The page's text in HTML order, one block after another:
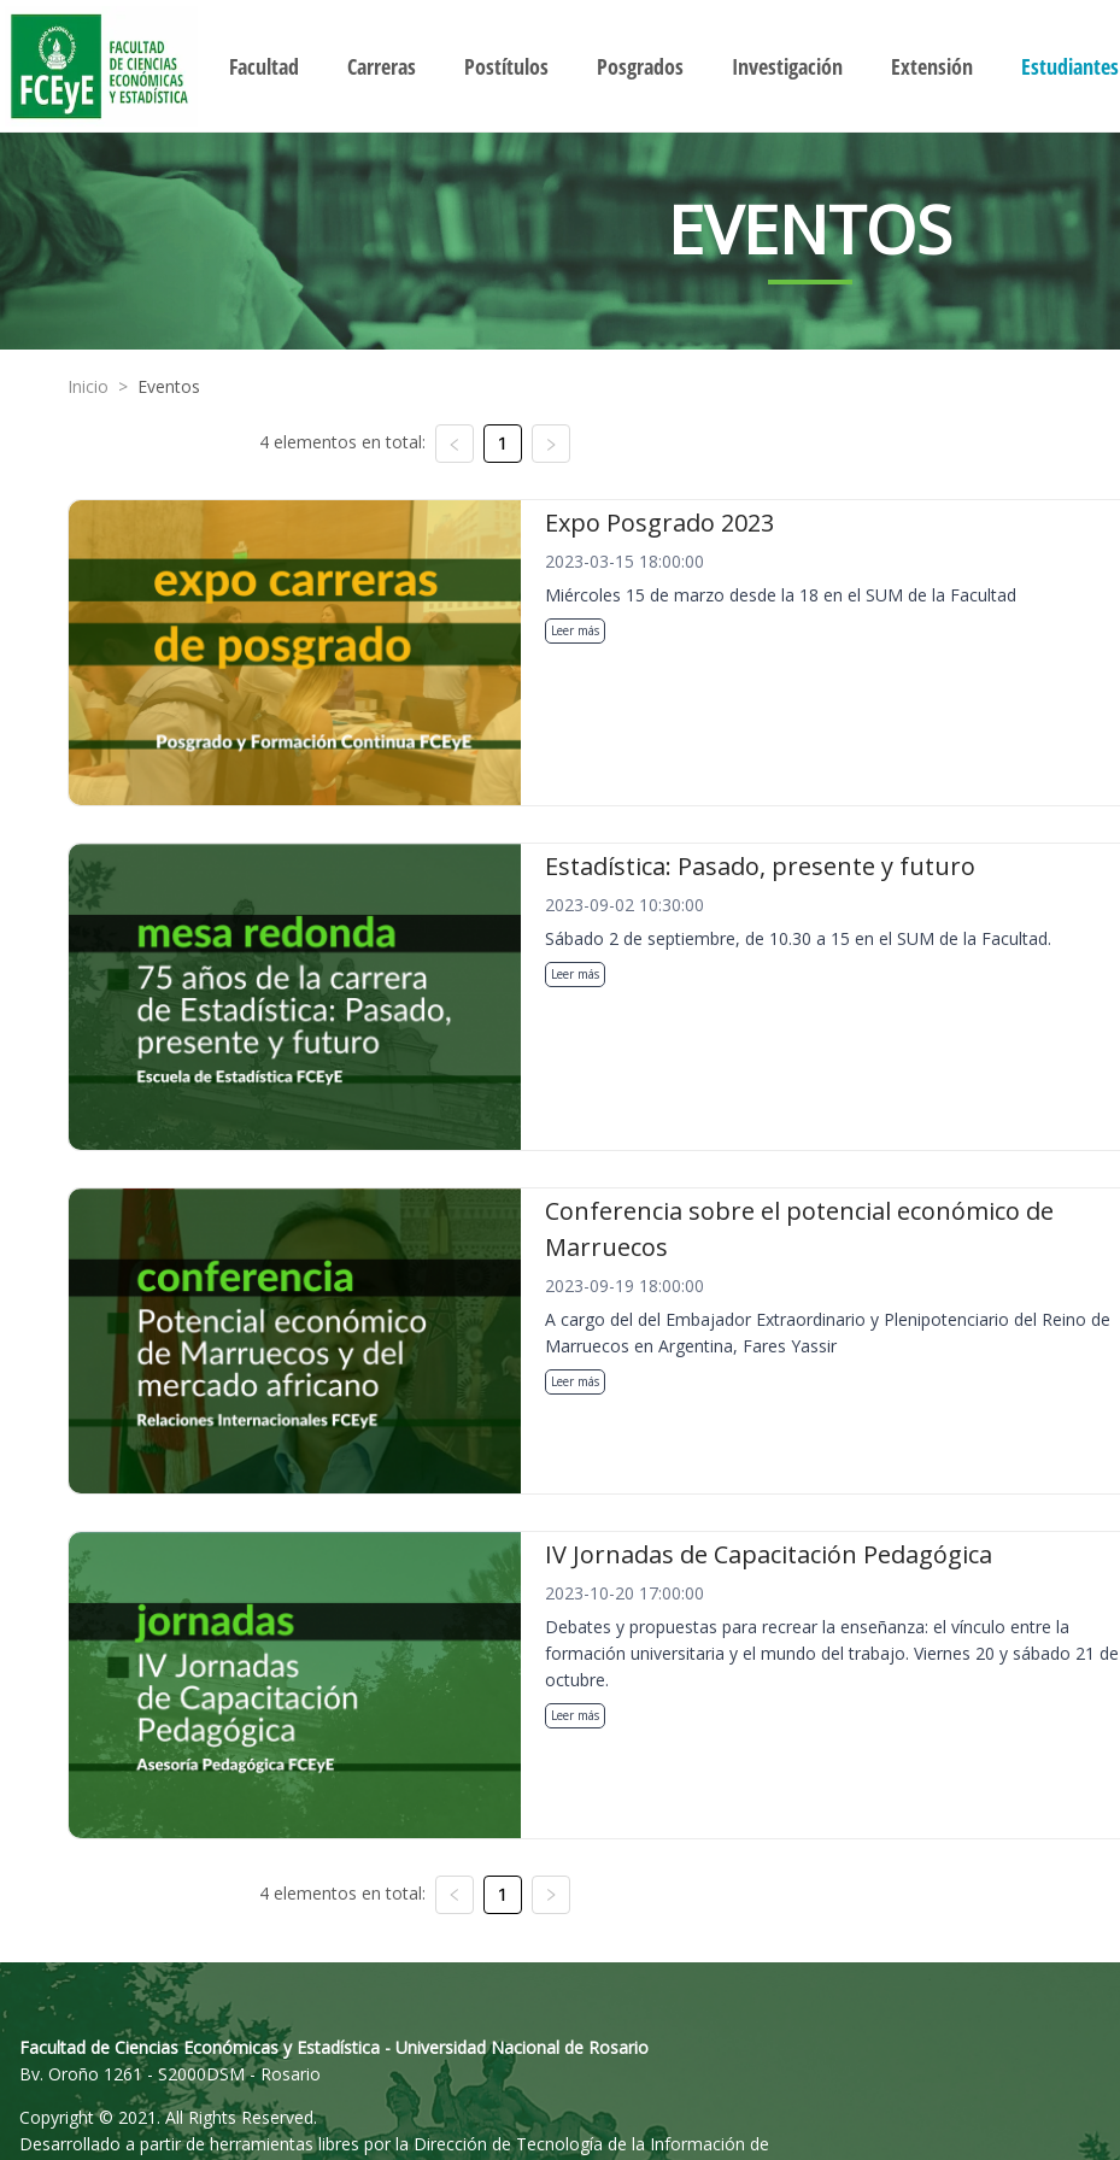
Facultad Carreras Postítulos Posgrados Investigación Extensión Estudiantes
EVENTOS
Inicio > Eventos
4 elementos en total: 1
Expo Posgrado 2023
2023-03-15 18:00:00
Miércoles 15 de marzo desde la 18 en el SUM de la Facultad
Leer más
Estadística: Pasado, presente y futuro
2023-09-02 10:30:00
Sábado 2 de septiembre, de 10.30 a 15 en el SUM de la Facultad.
Leer más
Conferencia sobre el potencial económico de
Marruecos
2023-09-19 18:00:00
A cargo del del Embajador Extraordinario y Plenipotenciario del Reino de
Marruecos en Argentina, Fares Yassir
Leer más
IV Jornadas de Capacitación Pedagógica
2023-10-20 17:00:00
Debates y propuestas para recrear la enseñanza: el vínculo entre la
formación universitaria y el mundo del trabajo. Viernes 20 y sábado 21 de
octubre.
Leer más
4 elementos en total: 1
Facultad de Ciencias Económicas y Estadística - Universidad Nacional de Rosario
Bv. Oroño 1261 - S2000DSM - Rosario
Copyright © 2021. All Rights Reserved.
Desarrollado a partir de herramientas libres por la Dirección de Tecnología de la Información de